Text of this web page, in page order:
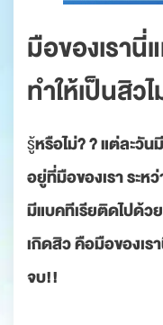
มือของเรา
ทำให้เป็นสิว
รู้หรือไม่? ? แต่ละวั
อยู่ที่มือของเรา ระห
มีแบคทีเรียติดไปด้ว
เกิดสิว คือมือของเร
จบ!!